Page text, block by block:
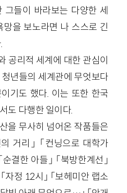
그들이 바라보는 다양한 세
을 보노라면 나 스스로 긴
공리적 세계에 대한 관심이
년들의 세계관에 무엇보다
기도 했다. 이는 또한 한국
도 다행한 일이다.
을 무사히 넘어온 작품들은
거리」 「컨닝으로 대학가
순결한 아들」 「북방한계선」
자정 12시」 「보헤미안 랩소